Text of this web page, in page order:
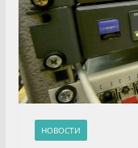
НОВОСТИ